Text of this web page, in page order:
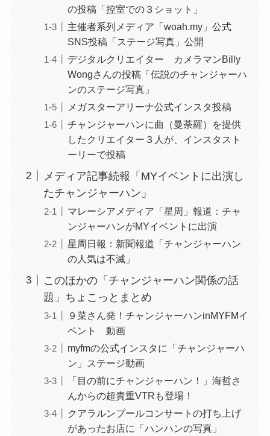
の投稿「控室での３ショット」
主催者系列メディア「woah.my」公式
SNS投稿「ステージ写真」公開
デジタルクリエイター カメラマンBilly
Wongさんの投稿「伝説のチャンジャーハ
ンのステージ写真」
メガスターアリーナ公式インスタ投稿
チャンジャーハンに曲（曼荼羅）を提供
したクリエイター３人が、インスタスト
ーリーで投稿
メディア記事続報「MYイベントに出演し
たチャンジャーハン」
マレーシアメディア「星周」報道：チャ
ンジャーハンがMYイベントに出演
星周日報：新聞報道「チャンジャーハン
の人気は不滅」
このほかの「チャンジャーハン関係の話
題」ちょこっとまとめ
９菜さん発！チャンジャーハンinMYFMイ
ベント 動画
myfmの公式インスタに「チャンジャーハ
ン」ステージ動画
「目の前にチャンジャーハン！」海哲さ
んからの超貴重VTRも登場！
クアラルンプールコンサートの打ち上げ
があったお店に「ハンハンの写真」